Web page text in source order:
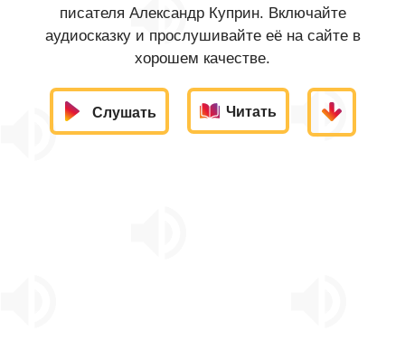
писателя Александр Куприн. Включайте
аудиосказку и прослушивайте её на сайте в
хорошем качестве.
Слушать Читать